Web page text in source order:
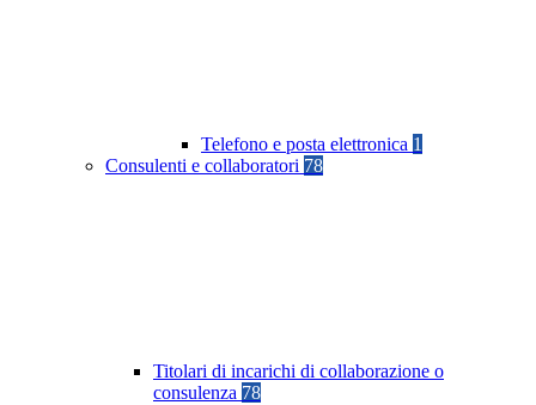
Telefono e posta elettronica 1
Consulenti e collaboratori 78
Titolari di incarichi di collaborazione o
consulenza 78